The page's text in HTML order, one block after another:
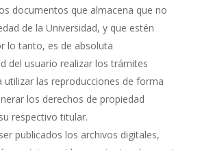
documentos que almacena que no
de la Universidad, y que estén
lo tanto, es de absoluta
del usuario realizar los trámites
utilizar las reproducciones de forma
los derechos de propiedad
respectivo titular.
publicados los archivos digitales,